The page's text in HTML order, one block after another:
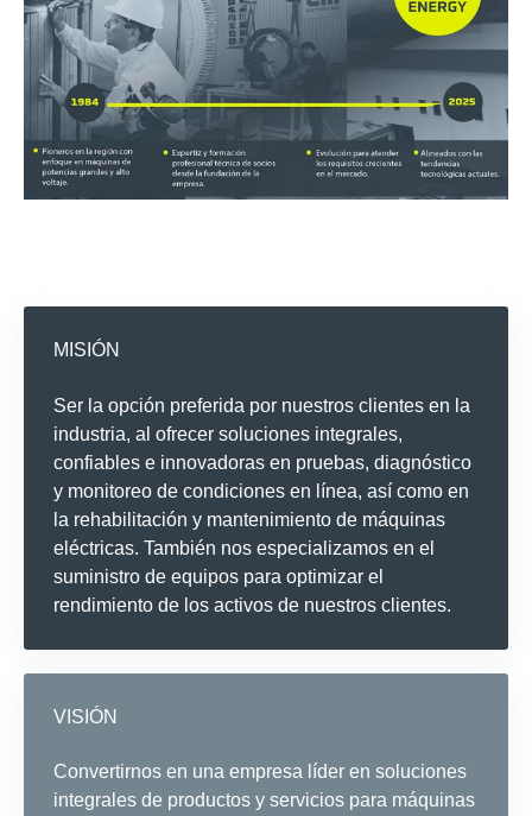
MISIÓN
Ser la opción preferida por nuestros clientes en la
industria, al ofrecer soluciones integrales,
confiables e innovadoras en pruebas, diagnóstico
y monitoreo de condiciones en línea, así como en
la rehabilitación y mantenimiento de máquinas
eléctricas. También nos especializamos en el
suministro de equipos para optimizar el
rendimiento de los activos de nuestros clientes.
VISIÓN
Convertirnos en una empresa líder en soluciones
integrales de productos y servicios para máquinas